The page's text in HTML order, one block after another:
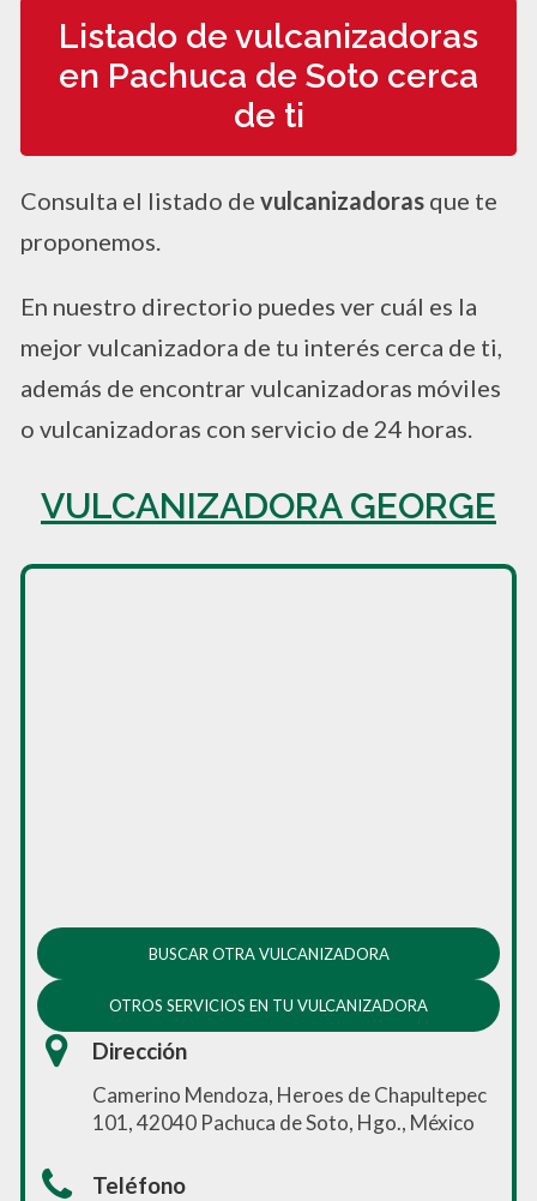
Listado de vulcanizadoras
en Pachuca de Soto cerca
de ti
Consulta el listado de vulcanizadoras que te
proponemos.
En nuestro directorio puedes ver cuál es la
mejor vulcanizadora de tu interés cerca de ti,
además de encontrar vulcanizadoras móviles
o vulcanizadoras con servicio de 24 horas.
VULCANIZADORA GEORGE
BUSCAR OTRA VULCANIZADORA
OTROS SERVICIOS EN TU VULCANIZADORA
Dirección
Camerino Mendoza, Heroes de Chapultepec
101, 42040 Pachuca de Soto, Hgo., México
Teléfono